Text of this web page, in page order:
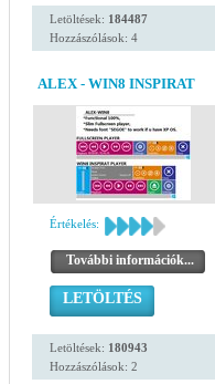
Letöltések: 184487
Hozzászólások: 4
ALEX - WIN8 INSPIRAT
Értékelés:
További információk...
LETÖLTÉS
Letöltések: 180943
Hozzászólások: 2